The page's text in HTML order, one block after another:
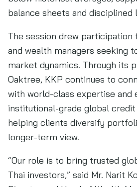
balance sheets and disciplined
The session drew participation
and wealth managers seeking
market dynamics. Through its
Oaktree, KKP continues to
with world-class expertise and
institutional-grade global
helping clients diversify
longer-term view.
“Our role is to bring trusted
Thai investors,” said Mr. Narit